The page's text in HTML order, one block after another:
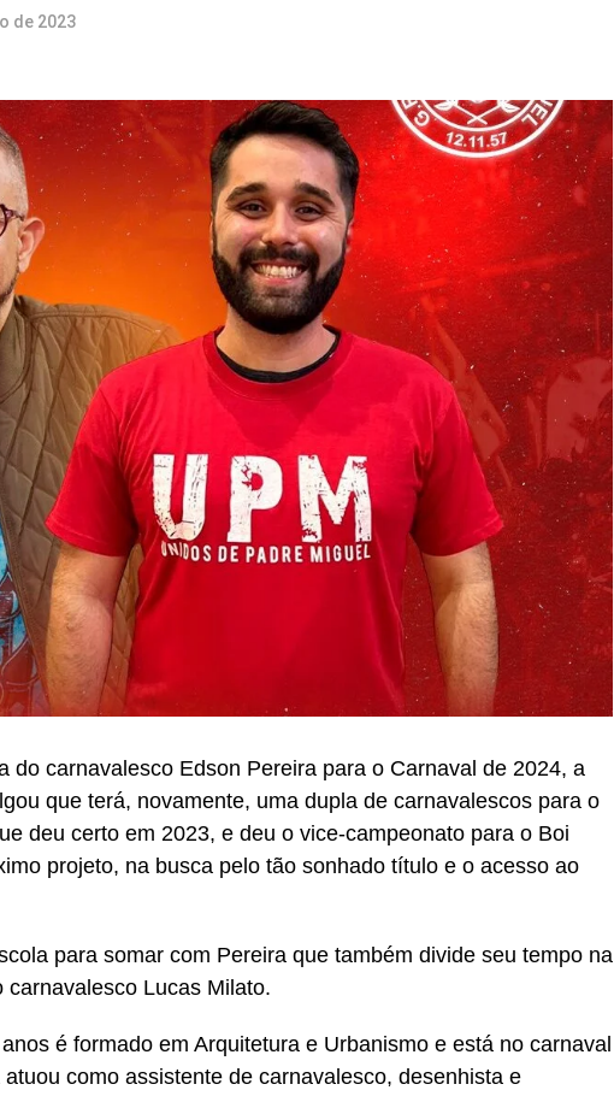
de 2023
do carnavalesco Edson Pereira para o Carnaval de 2024, a
que terá, novamente, uma dupla de carnavalescos para o
deu certo em 2023, e deu o vice-campeonato para o Boi
projeto, na busca pelo tão sonhado título e o acesso ao
para somar com Pereira que também divide seu tempo na
Lucas Milato.
é formado em Arquitetura e Urbanismo e está no carnaval
como assistente de carnavalesco, desenhista e